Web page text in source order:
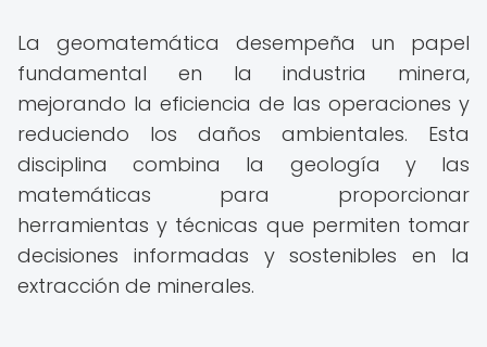
La geomatemática desempeña un papel
fundamental en la industria minera,
mejorando la eficiencia de las operaciones y
reduciendo los daños ambientales. Esta
disciplina combina la geología y las
matemáticas para proporcionar
herramientas y técnicas que permiten tomar
decisiones informadas y sostenibles en la
extracción de minerales.